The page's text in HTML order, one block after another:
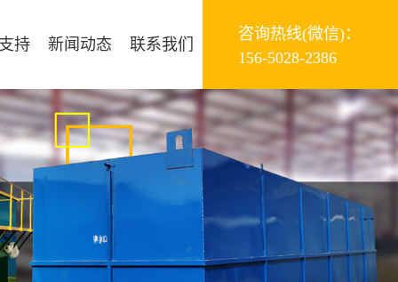
持 新闻动态 联系我们
咨询热线(微信)：
156-5028-2386